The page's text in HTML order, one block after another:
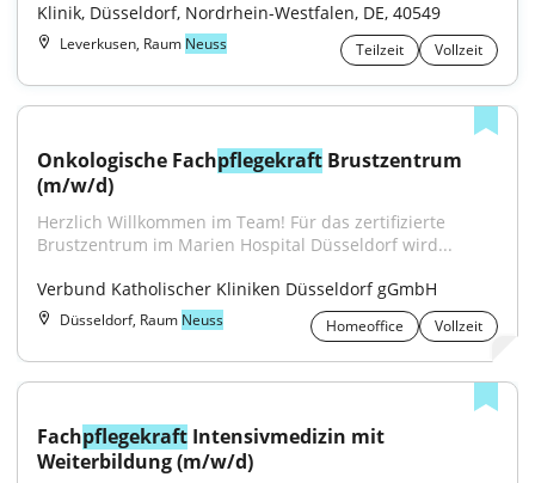
Klinik, Düsseldorf, Nordrhein-Westfalen, DE, 40549
Leverkusen, Raum Neuss Teilzeit Vollzeit
Onkologische Fachpflegekraft Brustzentrum
(m/w/d)
Herzlich Willkommen im Team! Für das zertifizierte
Brustzentrum im Marien Hospital Düsseldorf wird...
Verbund Katholischer Kliniken Düsseldorf gGmbH
Düsseldorf, Raum Neuss Homeoffice Vollzeit
Fachpflegekraft Intensivmedizin mit
Weiterbildung (m/w/d)